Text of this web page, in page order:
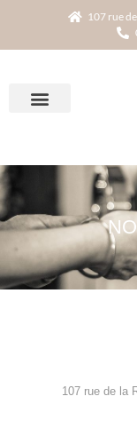
107 rue
107 rue de la